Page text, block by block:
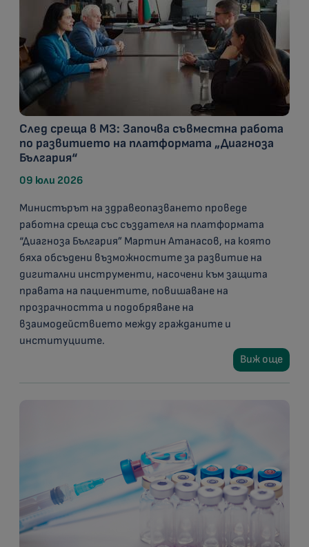
След среща в МЗ: Започва съвместна работа
по развитието на платформата „Диагноза
България“
09 юли 2026
Министърът на здравеопазването проведе
работна среща със създателя на платформата
“Диагноза България” Мартин Атанасов, на която
бяха обсъдени възможностите за развитие на
дигитални инструменти, насочени към защита
правата на пациентите, повишаване на
прозрачността и подобряване на
взаимодействието между гражданите и
институциите.
Виж още